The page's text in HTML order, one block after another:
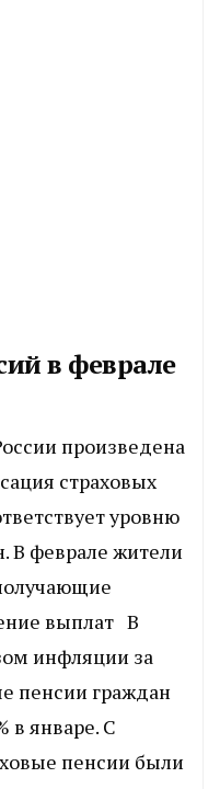
в феврале
произведена
страховых
уровню
В феврале жители
выплат В
инфляции за
пенсии граждан
в январе. С
пенсии были